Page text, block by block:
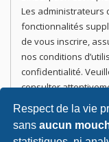
Respect de la vie
sansaucun
Les administrateurs
fonctionnalités
de vous inscrire,
nos conditions
confidentialité.
consulter
votre navigation.
Conditions